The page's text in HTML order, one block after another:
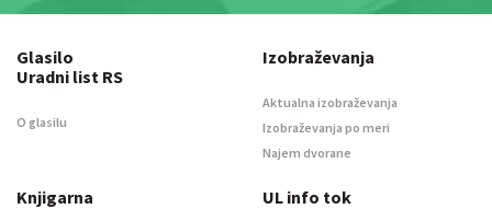
Glasilo
Uradni list RS
O glasilu
Izobraževanja
Aktualna izobraževanja
Izobraževanja po meri
Najem dvorane
Knjigarna UL info tok